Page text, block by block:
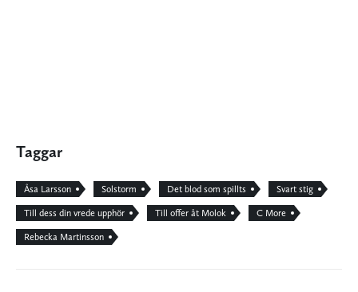
Taggar
Åsa Larsson Solstorm Det blod som spillts Svart stig
Till dess din vrede upphör Till offer åt Molok C More
Rebecka Martinsson